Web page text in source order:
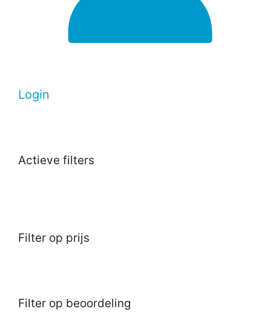
Login
Actieve filters
Filter op prijs
Filter op beoordeling